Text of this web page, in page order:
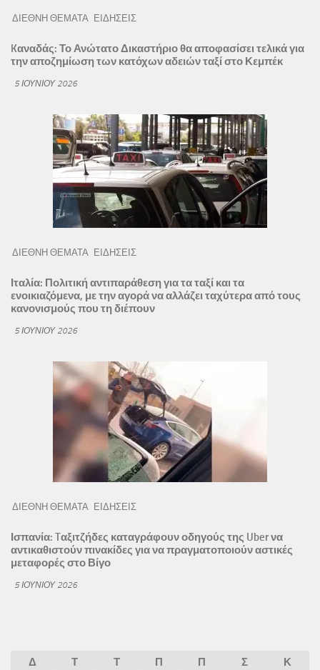
ΔΙΕΘΝΗ ΘΕΜΑΤΑ ΕΙΔΗΣΕΙΣ
Kαναδάς: Το Ανώτατο Δικαστήριο θα αποφασίσει τελικά για
την αποζημίωση των κατόχων αδειών ταξί στο Κεμπέκ
5 ΙΟΥΝΊΟΥ 2026
ΔΙΕΘΝΗ ΘΕΜΑΤΑ ΕΙΔΗΣΕΙΣ
Ιταλία: Πολιτική αντιπαράθεση για τα ταξί και τα
ενοικιαζόμενα, με την αγορά να αλλάζει ταχύτερα από τους
κανονισμούς που τη διέπουν
5 ΙΟΥΝΊΟΥ 2026
ΔΙΕΘΝΗ ΘΕΜΑΤΑ ΕΙΔΗΣΕΙΣ
Ισπανία: Tαξιτζήδες καταγράφουν οδηγούς της Uber να
αντικαθιστούν πινακίδες για να πραγματοποιούν αστικές
μεταφορές στο Βίγο
5 ΙΟΥΝΊΟΥ 2026
Δ Τ Τ Π Π Σ
Κ